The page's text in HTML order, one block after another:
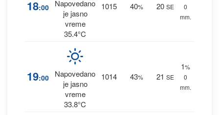
18:00
Napovedano
je jasno
vreme
35.4°C
1015 40% 20 SE
0
mm.
19:00
Napovedano
je jasno
vreme
33.8°C
1014 43% 21 SE
1%
0
mm.